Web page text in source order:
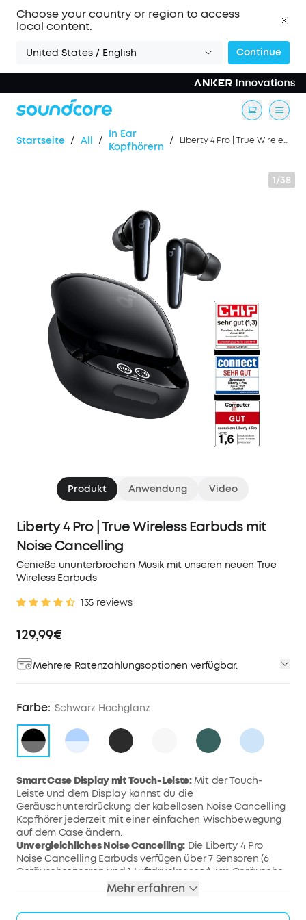
Choose your country or region to access
local content.
United States / English Continue
Startseite / All / In Ear
Kopfhörern / Liberty 4 Pro | True Wireless Earbuds mit Noise Cancelling
1/38
Produkt Anwendung Video
Liberty 4 Pro | True Wireless Earbuds mit
Noise Cancelling
Genieße ununterbrochen Musik mit unseren neuen True
Wireless Earbuds
135 reviews
129,99€
Mehrere Ratenzahlungsoptionen verfügbar.
Farbe: Schwarz Hochglanz
Smart Case Display mit Touch-Leiste:Mit der Touch-
Leiste und dem Display kannst du die
Geräuschunterdrückung der kabellosen Noise Cancelling
Kopfhörer jederzeit mit einer einfachen Wischbewegung
auf dem Case ändern.
Unvergleichliches Noise Cancelling: Die Liberty 4 Pro
Noise Cancelling Earbuds verfügen über 7 Sensoren (6
Geräuschsensoren und 1 Luftdrucksensor), um Geräusche
aus allen Richtungen zu erfassen. Erlebe 3x stärkeres
Adaptive Geräuschunterdrückung in Echtzeit:Diese
Mehr erfahren